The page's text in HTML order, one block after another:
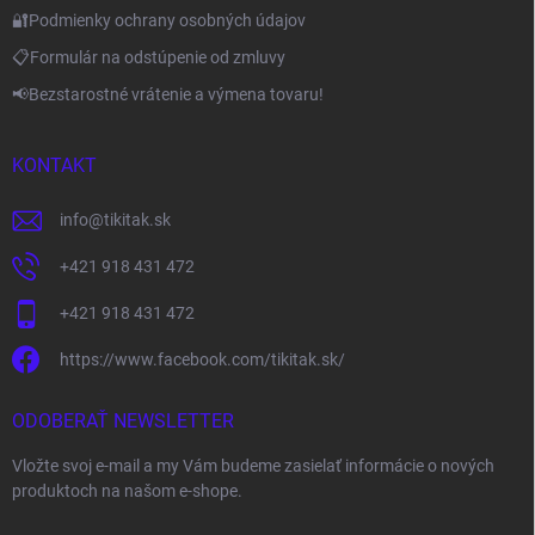
🔐Podmienky ochrany osobných údajov
📋Formulár na odstúpenie od zmluvy
📢Bezstarostné vrátenie a výmena tovaru!
KONTAKT
info@tikitak.sk
+421 918 431 472
+421 918 431 472
https://www.facebook.com/tikitak.sk/
ODOBERAŤ NEWSLETTER
Vložte svoj e-mail a my Vám budeme zasielať informácie o nových
produktoch na našom e-shope.